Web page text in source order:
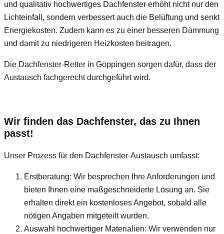
und qualitativ hochwertiges Dachfenster erhöht nicht nur den
Lichteinfall, sondern verbessert auch die Belüftung und senkt
Energiekosten. Zudem kann es zu einer besseren Dämmung
und damit zu niedrigeren Heizkosten beitragen.
Die Dachfenster-Retter in Göppingen sorgen dafür, dass der
Austausch fachgerecht durchgeführt wird.
Wir finden das Dachfenster, das zu Ihnen
passt!
Unser Prozess für den Dachfenster-Austausch umfasst:
Erstberatung: Wir besprechen Ihre Anforderungen und
bieten Ihnen eine maßgeschneiderte Lösung an. Sie
erhalten direkt ein kostenloses Angebot, sobald alle
nötigen Angaben mitgeteilt wurden.
Auswahl hochwertiger Materialien: Wir verwenden nur